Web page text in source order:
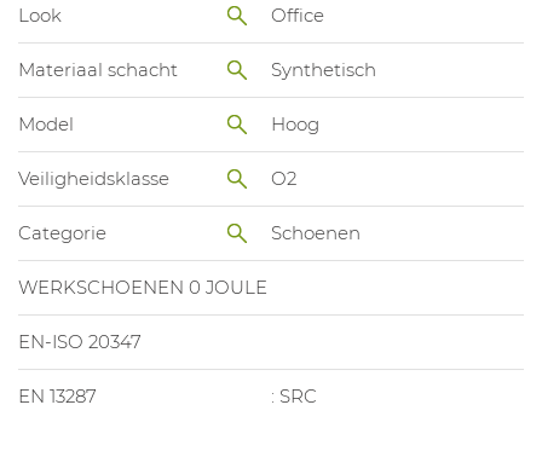
Look Office
Materiaal schacht Synthetisch
Model Hoog
Veiligheidsklasse O2
Categorie Schoenen
WERKSCHOENEN 0 JOULE
EN-ISO 20347
EN 13287 : SRC